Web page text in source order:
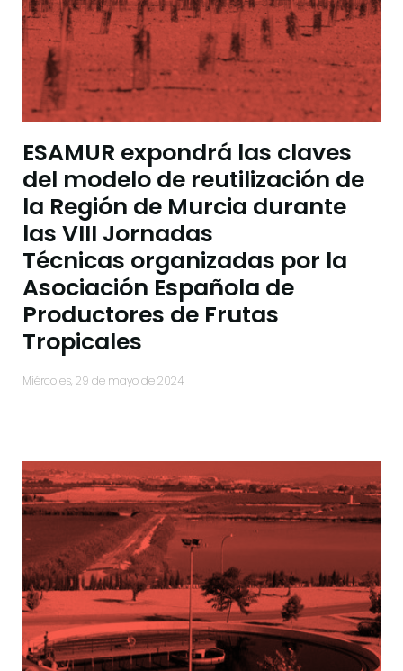
ESAMUR expondrá las claves
del modelo de reutilización de
la Región de Murcia durante
las VIII Jornadas
Técnicas organizadas por la
Asociación Española de
Productores de Frutas
Tropicales
miércoles, 29 de mayo de 2024